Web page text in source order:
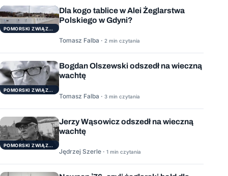
POMORSKI ZWIĄZEK ŻEGLARSKI
Dla kogo tablice w Alei Żeglarstwa
Polskiego w Gdyni?
Tomasz Falba · 2 min czytania
POMORSKI ZWIĄZEK ŻEGLARSKI
Bogdan Olszewski odszedł na wieczną
wachtę
Tomasz Falba · 3 min czytania
POMORSKI ZWIĄZEK ŻEGLARSKI
Jerzy Wąsowicz odszedł na wieczną
wachtę
Jędrzej Szerle · 1 min czytania